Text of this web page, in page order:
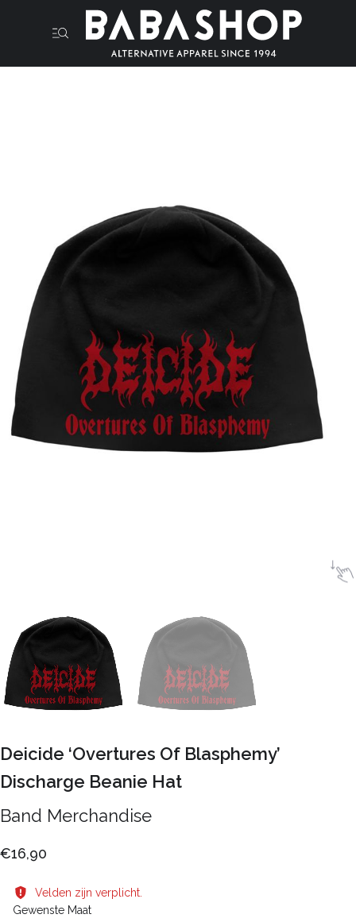
Deicide ‘Overtures Of Blasphemy’
Discharge Beanie Hat
Band Merchandise
€16,90
Velden zijn verplicht.
Gewenste Maat